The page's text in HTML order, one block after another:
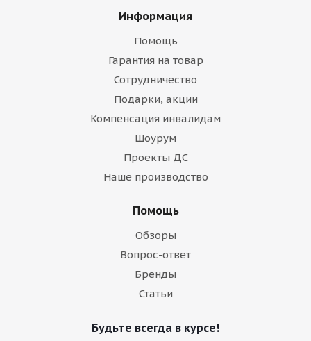
Информация
Помощь
Гарантия на товар
Сотрудничество
Подарки, акции
Компенсация инвалидам
Шоурум
Проекты ДС
Наше производство
Помощь
Обзоры
Вопрос-ответ
Бренды
Статьи
Будьте всегда в курсе!